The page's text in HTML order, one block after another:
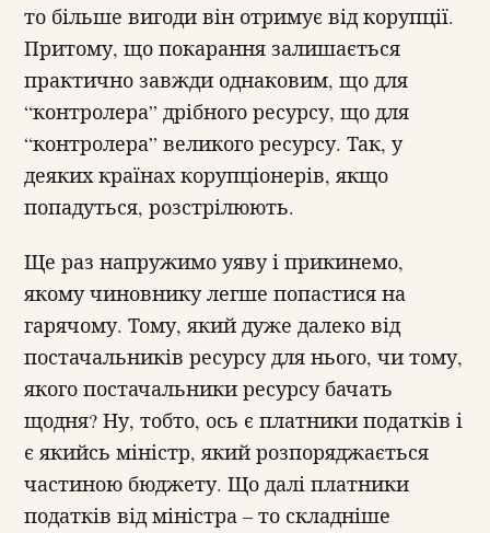
то більше вигоди він отримує від корупції.
Притому, що покарання залишається
практично завжди однаковим, що для
“контролера” дрібного ресурсу, що для
“контролера” великого ресурсу. Так, у
деяких країнах корупціонерів, якщо
попадуться, розстрілюють.
Ще раз напружимо уяву і прикинемо,
якому чиновнику легше попастися на
гарячому. Тому, який дуже далеко від
постачальників ресурсу для нього, чи тому,
якого постачальники ресурсу бачать
щодня? Ну, тобто, ось є платники податків і
є якийсь міністр, який розпоряджається
частиною бюджету. Що далі платники
податків від міністра – то складніше